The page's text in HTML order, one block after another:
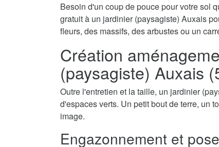
Besoin d'un coup de pouce pour votre sol
gratuit à un jardinier (paysagiste) Auxais
fleurs, des massifs, des arbustes ou un
Création
(paysagiste) Auxais
Outre l'entretien et la taille, un jardinier
d'espaces verts. Un petit bout de terre, un
image.
Engazonnement et